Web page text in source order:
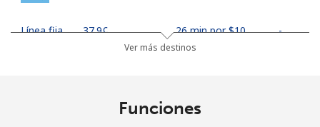
Línea fija ⁦37.9¢⁩ 26 min por ⁦$10⁩ -
Ver más destinos
Funciones